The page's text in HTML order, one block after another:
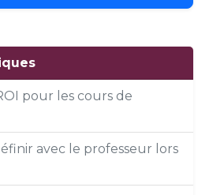
pour les cours de
avec le professeur lors